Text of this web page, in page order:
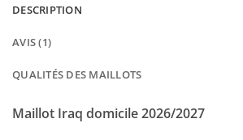
DESCRIPTION
AVIS (1)
QUALITÉS DES MAILLOTS
Maillot Iraq domicile 2026/2027